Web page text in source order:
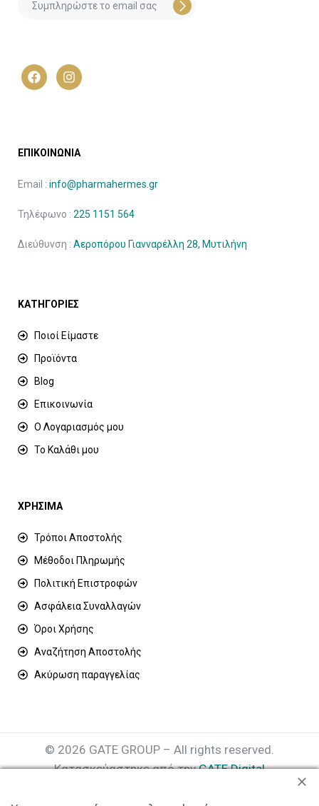
ΕΠΙΚΟΙΝΩΝΙΑ
Email : info@pharmahermes.gr
Τηλέφωνο : 225 1151 564
Διεύθυνση : Αεροπόρου Γιανναρέλλη 28, Μυτιλήνη
ΚΑΤΗΓΟΡΙΕΣ
Ποιοί Είμαστε
Προϊόντα
Blog
Επικοινωνία
Ο Λογαριασμός μου
Το Καλάθι μου
ΧΡΗΣΙΜΑ
Τρόποι Αποστολής
Μέθοδοι Πληρωμής
Πολιτική Επιστροφών
Ασφάλεια Συναλλαγών
Όροι Χρήσης
Αναζήτηση Αποστολής
Ακύρωση παραγγελίας
© 2026 GATE GROUP – All rights reserved.
Κατασκεύαστηκε από τηνGATE Digital
Αριθμός Γ.Ε.ΜΗ. : 077935642000